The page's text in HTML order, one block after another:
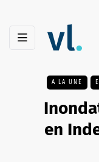
A LA UNE
en